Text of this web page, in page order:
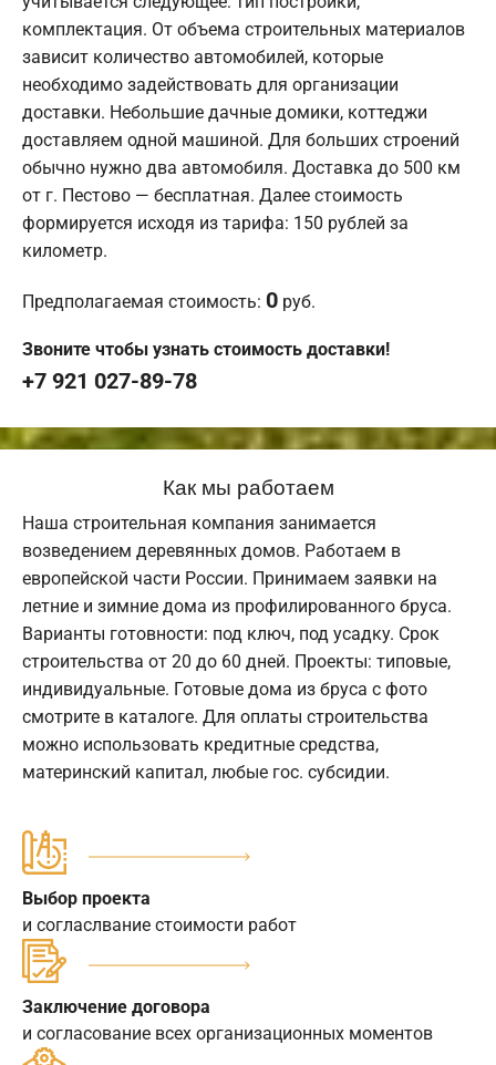
комплектация. От объема строительных материалов
зависит количество автомобилей, которые
необходимо задействовать для организации
доставки. Небольшие дачные домики, коттеджи
доставляем одной машиной. Для больших строений
обычно нужно два автомобиля. Доставка до 500 км
от г. Пестово — бесплатная. Далее стоимость
формируется исходя из тарифа: 150 рублей за
километр.
Предполагаемая стоимость: 0 руб.
Звоните чтобы узнать стоимость доставки!
+7 921 027-89-78
Как мы работаем
Наша строительная компания занимается
возведением деревянных домов. Работаем в
европейской части России. Принимаем заявки на
летние и зимние дома из профилированного бруса.
Варианты готовности: под ключ, под усадку. Срок
строительства от 20 до 60 дней. Проекты: типовые,
индивидуальные. Готовые дома из бруса с фото
смотрите в каталоге. Для оплаты строительства
можно использовать кредитные средства,
материнский капитал, любые гос. субсидии.
Выбор проекта
и согласлвание стоимости работ
Заключение договора
и согласование всех организационных моментов